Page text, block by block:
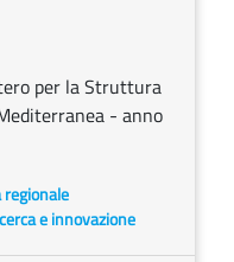
per la Struttura
- anno
regionale
e innovazione